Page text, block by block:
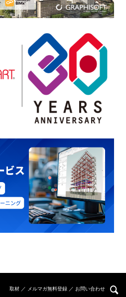
取材 ／ メルマガ無料登録 ／ お問い合わせ